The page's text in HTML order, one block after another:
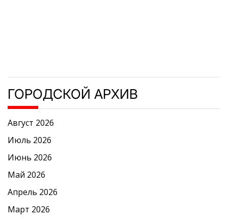
ГОРОДСКОЙ АРХИВ
Август 2026
Июль 2026
Июнь 2026
Май 2026
Апрель 2026
Март 2026